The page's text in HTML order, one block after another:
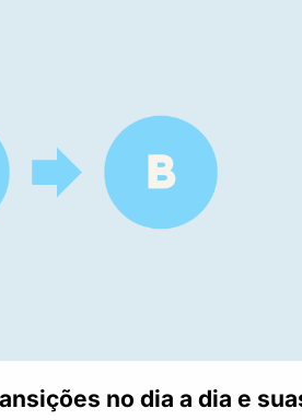
no dia a dia e